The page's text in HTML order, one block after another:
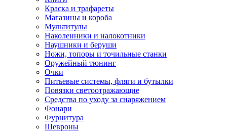
Краска и трафареты
Магазины и короба
Мультитулы
Наколенники и налокотники
Наушники и беруши
Ножи, топоры и точильные станки
Оружейный тюнинг
Очки
Питьевые системы, фляги и бутылки
Повязки светоотражающие
Средства по уходу за снаряжением
Фонари
Фурнитура
Шевроны